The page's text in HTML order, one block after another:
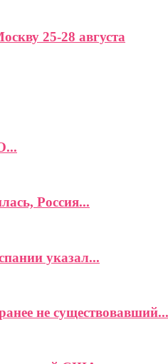
25-28 августа
Россия...
указал...
не существовавший...